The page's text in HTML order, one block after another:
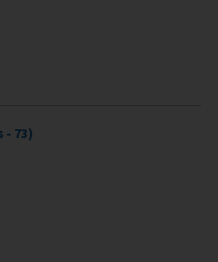
- 73)